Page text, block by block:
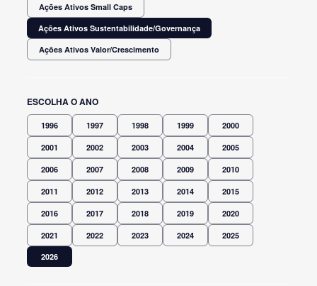
Ações Ativos Small Caps
Ações Ativos Sustentabilidade/Governança
Ações Ativos Valor/Crescimento
ESCOLHA O ANO
1996 1997 1998 1999 2000
2001 2002 2003 2004 2005
2006 2007 2008 2009 2010
2011 2012 2013 2014 2015
2016 2017 2018 2019 2020
2021 2022 2023 2024
2025
2026